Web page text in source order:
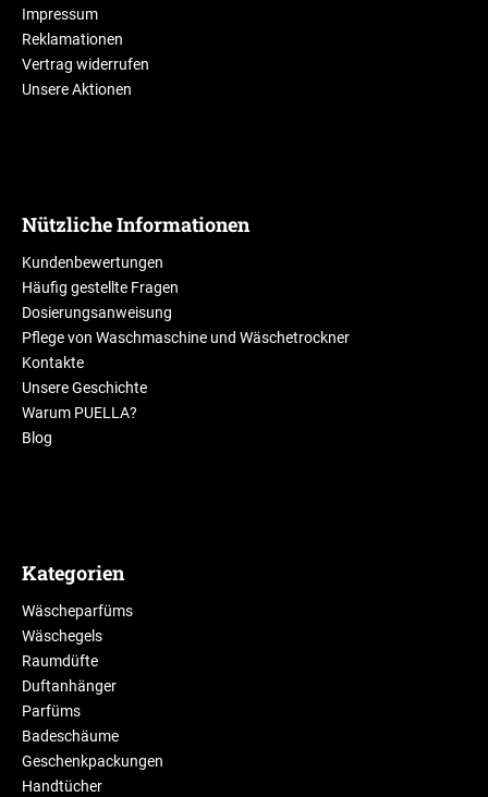
Impressum
Reklamationen
Vertrag widerrufen
Unsere Aktionen
Nützliche Informationen
Kundenbewertungen
Häufig gestellte Fragen
Dosierungsanweisung
Pflege von Waschmaschine und Wäschetrockner
Kontakte
Unsere Geschichte
Warum PUELLA?
Blog
Kategorien
Wäscheparfüms
Wäschegels
Raumdüfte
Duftanhänger
Parfüms
Badeschäume
Geschenkpackungen
Handtücher